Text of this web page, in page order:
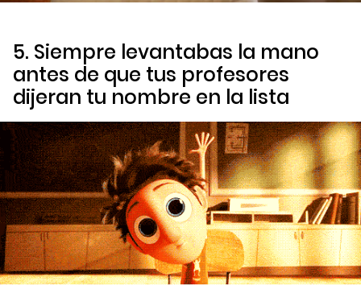
5. Siempre levantabas la mano
antes de que tus profesores
dijeran tu nombre en la lista